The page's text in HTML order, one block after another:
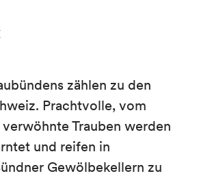
zählen zu den
Prachtvolle, vom
verwöhnte Trauben werden
und reifen in
Gewölbekellern zu